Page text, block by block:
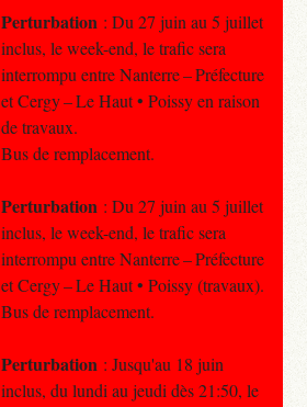
Perturbation : Du 27 juin au 5 juillet
inclus, le week-end, le trafic sera
interrompu entre Nanterre – Préfecture
et Cergy – Le Haut • Poissy en raison
de travaux.
Bus de remplacement.
Perturbation : Du 27 juin au 5 juillet
inclus, le week-end, le trafic sera
interrompu entre Nanterre – Préfecture
et Cergy – Le Haut • Poissy (travaux).
Bus de remplacement.
Perturbation : Jusqu'au 18 juin
inclus, du lundi au jeudi dès 21:50, le